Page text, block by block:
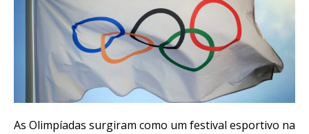
As Olimpíadas surgiram como um festival esportivo na